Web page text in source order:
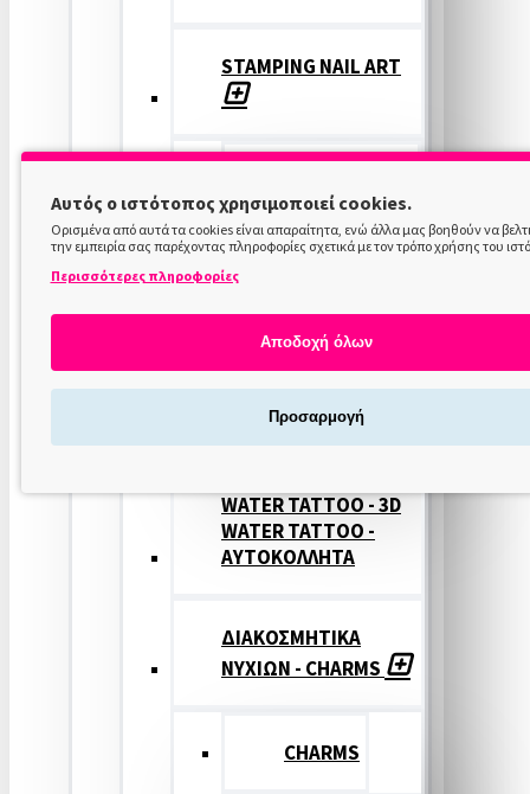
STAMPING NAIL ART
COLOR
ΝΥΧΙΩΝ
ΣΦΡΑΓΙΔΕΣ
ΝΥΧΙΩΝ
WATER TATTOO - 3D
WATER TATTOO -
ΑΥΤΟΚΟΛΛΗΤΑ
ΔΙΑΚΟΣΜΗΤΙΚΑ
ΝΥΧΙΩΝ - CHARMS
CHARMS
Αυτός ο ιστότοπος χρησιμοποιεί cookies.
Ορισμένα από αυτά τα cookies είναι απαραίτητα, ενώ άλλα μας βοηθούν να
την εμπειρία σας παρέχοντας πληροφορίες σχετικά με τον τρόπο χρήσης του
Περισσότερες πληροφορίες
Αποδοχή όλων
Προσαρμογή